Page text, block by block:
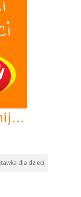
dla dzieci